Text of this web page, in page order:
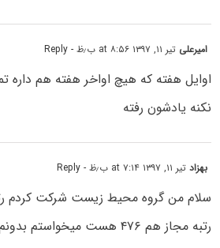
امیرعلی تیر ۱۱, ۱۳۹۷ at ۸:۵۶ ب٫ظ - Reply
اوایل هفته که هیچ اواخر هفته هم
نکنه یادشون رفته
بهزادتیر ۱۱, ۱۳۹۷ at ۷:۱۴ ب٫ظ - Reply
رتبه مجاز هم ۴۷۶ هست